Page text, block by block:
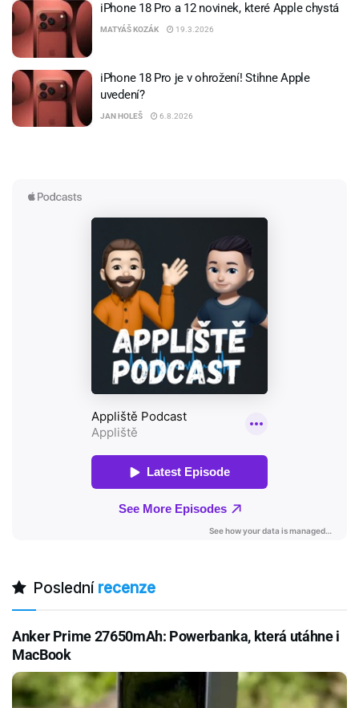
iPhone 18 Pro a 12 novinek, které Apple chystá
MATYÁŠ KOZÁK 19.3.2026
iPhone 18 Pro je v ohrožení! Stihne Apple
uvedení?
JAN HOLEŠ 6.8.2026
Poslední recenze
Anker Prime 27650mAh: Powerbanka, která utáhne i
MacBook